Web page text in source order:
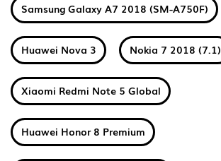
Samsung Galaxy A7 2018 (SM-A750F)
Huawei Nova 3 Nokia 7 2018 (7.1)
Xiaomi Redmi Note 5 Global
Huawei Honor 8 Premium